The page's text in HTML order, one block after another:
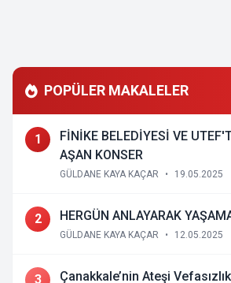
POPÜLER MAKALELER
1
FİNİKE BELEDİYESİ VE
AŞAN KONSER
GÜLDANE KAYA KAÇAR • 19.05.2025
2 HERGÜN ANLAYARAK
GÜLDANE KAYA KAÇAR • 12.05.2025
3
Çanakkale’nin Ateşi Vefasızlıkta Sınanıyor,